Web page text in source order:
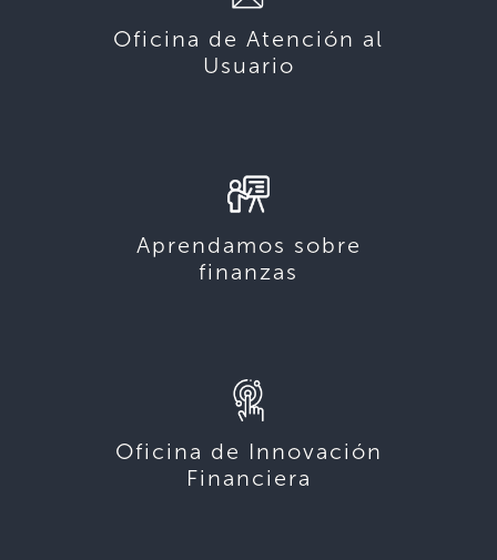
Oficina de Atención al
Usuario
Aprendamos sobre
finanzas
Oficina de Innovación
Financiera